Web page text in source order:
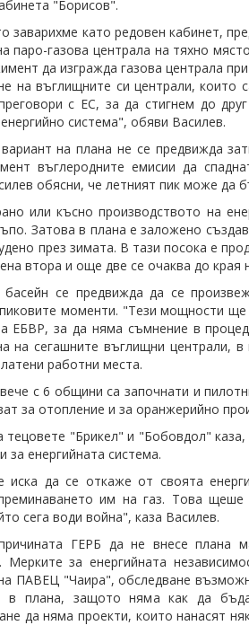
"Борисов".
заварихме като редовен кабинет,
паро-газова централа на тяхно
да изгражда газова централа
на въглищните си централи, които
с ЕС, за да стигнем до
система", обяви Василев.
на плана не се предвижда
въглеродните емисии да
обясни, че летният пик може да
или късно производството на
Затова в плана е заложено
през зимата. В тази посока е
втора и още две се очаква до края
се предвижда да се
моменти. "Тези мощности ще
ЕБВР, за да няма съмнение в
на сегашните въглищни централи,
работни места.
с 6 общини са започнати и
за отопление и за оранжерийно
тецовете "Брикел" и "Бобовдол"
за енергийната система.
иска да се откаже от своята
им на газ. Това
сега води война", каза Василев.
ГЕРБ да не внесе плана
Мерките за енергийната
ПАВЕЦ "Чаира", обследване
в плана, защото няма как да
да няма проекти, които нанасят